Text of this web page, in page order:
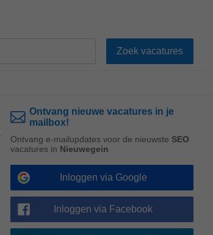
Ontvang nieuwe vacatures in je
mailbox!
Ontvang e-mailupdates voor de nieuwste SEO
vacatures in Nieuwegein
Inloggen via Google
Inloggen via Facebook